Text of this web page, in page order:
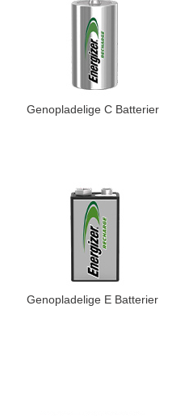
Genopladelige C Batterier
Genopladelige E Batterier